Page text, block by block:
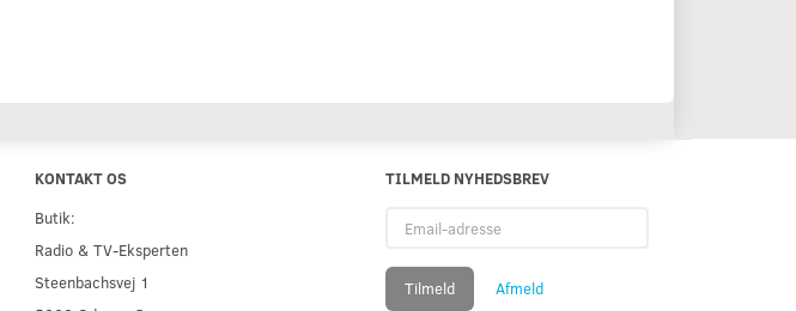
KONTAKT OS
Butik:
Radio & TV-Eksperten
Steenbachsvej 1
TILMELD NYHEDSBREV
adresse
Tilmeld Afmeld